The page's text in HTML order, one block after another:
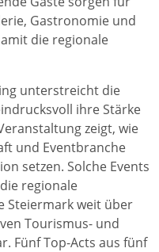
Gastronomie und
die regionale
unterstreicht die
ihre Stärke
zeigt, wie
und Eventbranche
setzen. Solche Events
regionale
Steiermark weit über
Tourismus- und
Fünf Top-Acts aus fünf